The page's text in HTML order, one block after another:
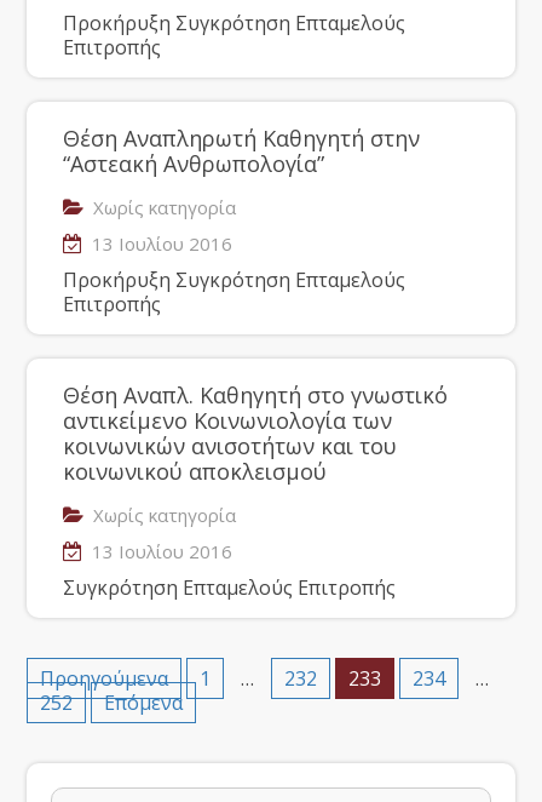
Προκήρυξη Συγκρότηση Επταμελούς
Επιτροπής
Θέση Αναπληρωτή Καθηγητή στην
“Αστεακή Ανθρωπολογία”
Χωρίς κατηγορία
13 Ιουλίου 2016
Προκήρυξη Συγκρότηση Επταμελούς
Επιτροπής
Θέση Αναπλ. Καθηγητή στο γνωστικό
αντικείμενο Κοινωνιολογία των
κοινωνικών ανισοτήτων και του
κοινωνικού αποκλεισμού
Χωρίς κατηγορία
13 Ιουλίου 2016
Συγκρότηση Επταμελούς Επιτροπής
Προηγούμενα 1 … 232 233 234
…
252
Επόμενα